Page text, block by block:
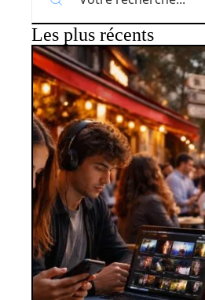
Les plus récents